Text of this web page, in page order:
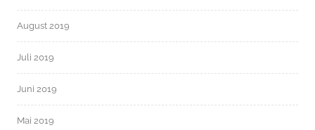
August 2019
Juli 2019
Juni 2019
Mai 2019